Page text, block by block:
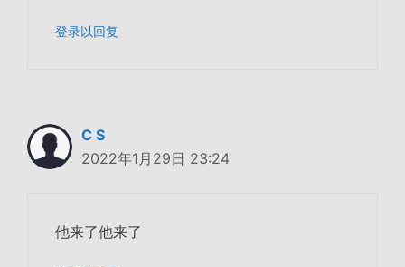
登录以回复
C S
2022年1月29日 23:24
他来了他来了